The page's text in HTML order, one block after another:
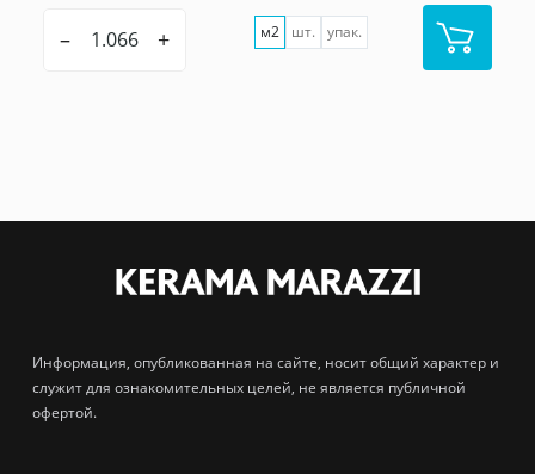
– + м2 шт. упак.
Информация, опубликованная на сайте, носит общий характер и
служит для ознакомительных целей, не является публичной
офертой.